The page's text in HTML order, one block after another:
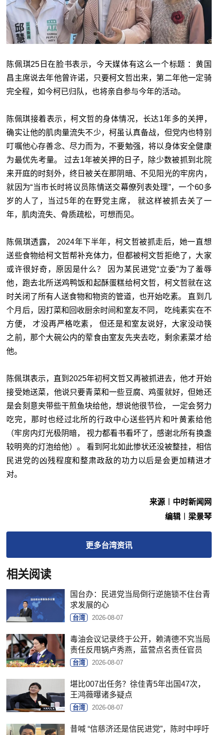
陈佩琪25日在脸书表示，今天媒体有这么一个标题 ：黄国
昌主席说去年他曾许诺，只要柯文哲出来，第二年他一定骑
完全程，如今柯已归队，也将亲自参与今年的活动。
陈佩琪接着表示，柯文哲的身体情况，长达1年多的关押，
确实让他的肌肉量流失不少，柯虽认真备战，但党内也特别
叮嘱他心存善念、尽力而为，不要勉强，将以身体安全健康
为最优先考量。 过去1年被关押的日子，除少数被抓到北院
来开庭的时刻外，终日被关在那阴暗、不见阳光的牢房内，
就因为“当市长时将议员陈情送交幕僚列表处理”，一个60多
岁的人了，当过5年的在野党主席， 就这样被抓去关了一
年，肌肉流失、骨质疏松，可想而见。
陈佩琪透露， 2024年下半年，柯文哲被抓走后，她一直想
送些食物给柯文哲帮补充体力，但都被柯文哲拒绝了，大家
或许很好奇，原因是什么？ 因为某民进党“立委”为了羞辱
他，跑去北所送鸡鸭饭和起酥蛋糕给柯文哲，柯文哲就在这
时关闭了所有人送食物和物资的管道，也开始吃素。 直到几
个月后，因打菜和回收厨余时间和室友不同， 吃纯素实在不
方便， 才没再严格吃素， 但还是和室友说好，大家没动筷
之前，那个大碗公内的荤食由室友先夹去吃，剩余素菜才给
他。
陈佩琪表示，直到2025年初柯文哲又再被抓进去，他才开始
接受她送菜，他说只要青菜和一些豆腐、鸡蛋就好，但她还
是会刻意夹带些干煎鱼块给他，想说他很节俭， 一定会努力
吃完，那时也经过北所的行政中心送些钙片和叶黄素给他
（牢房内灯光极阴暗， 视力都看书看坏了，感谢北所有换盏
较明亮的灯泡给他）。 看到阿北如此惨状还没被整挂，相信
民进党的凶残程度和整肃政敌的功力以后是会更加精进才
对。
来源︱中时新闻网
编辑︱梁景琴
更多台湾资讯
相关阅读
国台办：民进党当局倒行逆施锁不住台青
求发展的心
台湾 2026-08-07
毒油会议记录终于公开，赖清德不究当局
责任反甩锅卢秀燕，蓝营点名责任官员
台湾 2026-08-07
堪比007出任务？徐佳青5年出国47次，
王鸿薇曝诸多疑点
台湾 2026-08-07
昔喊 “信慈济还是信民进党”，陈时中呼吁